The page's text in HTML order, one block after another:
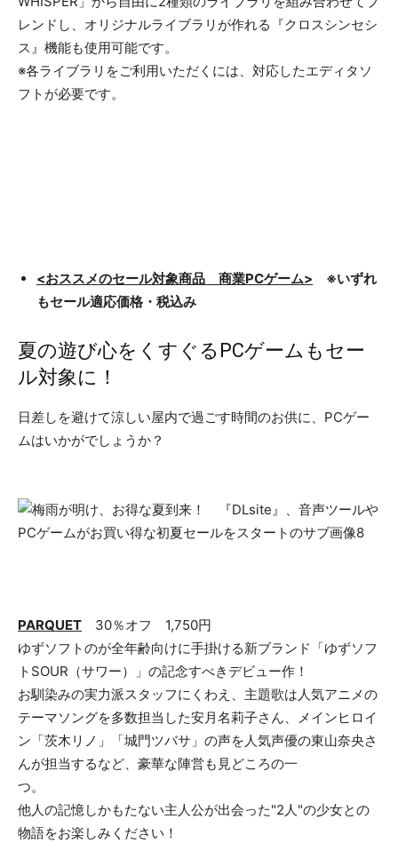
レンドし、オリジナルライブラリが作れる『クロスシンセシ
ス』機能も使用可能です。
※各ライブラリをご利用いただくには、対応したエディタソ
フトが必要です。
<おススメのセール対象商品 商業PCゲーム> ※いずれ
もセール適応価格・税込み
夏の遊び心をくすぐるPCゲームもセー
ル対象に！
日差しを避けて涼しい屋内で過ごす時間のお供に、PCゲー
ムはいかがでしょうか？
PARQUET 30％オフ 1,750円
ゆずソフトのが全年齢向けに手掛ける新ブランド「ゆずソフ
トSOUR（サワー）」の記念すべきデビュー作！
お馴染みの実力派スタッフにくわえ、主題歌は人気アニメの
テーマソングを多数担当した安月名莉子さん、メインヒロイ
ン「茨木リノ」「城門ツバサ」の声を人気声優の東山奈央さ
んが担当するなど、豪華な陣営も見どころの一
つ。
他人の記憶しかもたない主人公が出会った"2人"の少女との
物語をお楽しみください！